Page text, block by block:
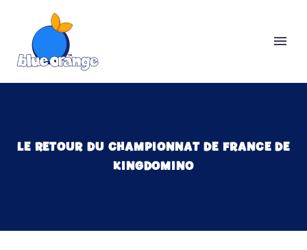
LE RETOUR DU CHAMPIONNAT DE FRANCE DE
KINGDOMINO